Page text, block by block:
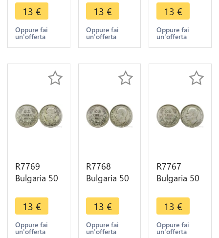
III 1930 BP
Silver ->
Make offer
13 €
Oppure fai
un'offerta
III 1930 BP
Silver ->
Make offer
13 €
Oppure fai
un'offerta
III 1930 BP
Silver ->
Make offer
13 €
Oppure fai
un'offerta
R7769
Bulgaria 50
III 1930 BP
Silver ->
Make offer
13 €
Oppure fai
un'offerta
R7768
Bulgaria 50
III 1930 BP
Silver ->
Make offer
13 €
Oppure fai
un'offerta
R7767
Bulgaria 50
III 1930 BP
Silver ->
Make offer
13 €
Oppure fai
un'offerta